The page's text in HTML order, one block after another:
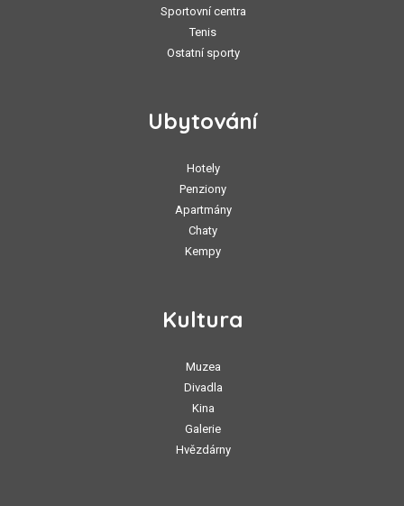
Sportovní centra
Tenis
Ostatní sporty
Ubytování
Hotely
Penziony
Apartmány
Chaty
Kempy
Kultura
Muzea
Divadla
Kina
Galerie
Hvězdárny